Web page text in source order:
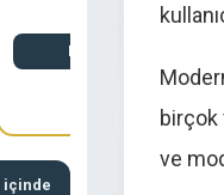
içinde
birçok
ve